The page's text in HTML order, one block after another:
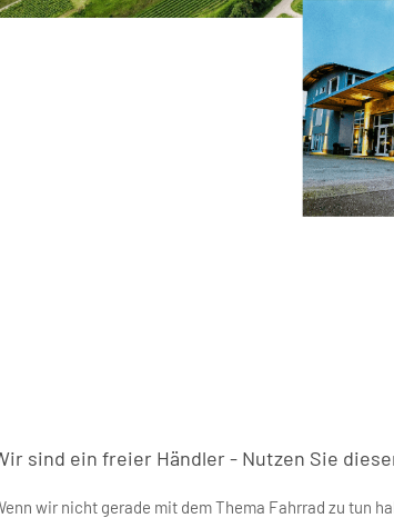
sind ein freier Händler - Nutzen Sie
wir nicht gerade mit dem Thema Fahrrad zu tun